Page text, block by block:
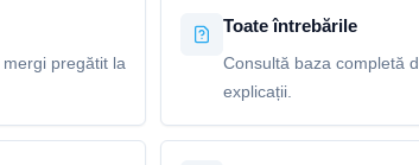
pregătit la
Toate întrebările
Consultă baza completă
explicații.